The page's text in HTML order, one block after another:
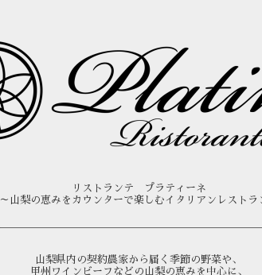
リストランテ プラティーネ
～山梨の恵みをカウンターで楽しむイタリアンレストラ
山梨県内の契約農家から届く季節の野菜や、
甲州ワインビーフなどの山梨の恵みを中心に、